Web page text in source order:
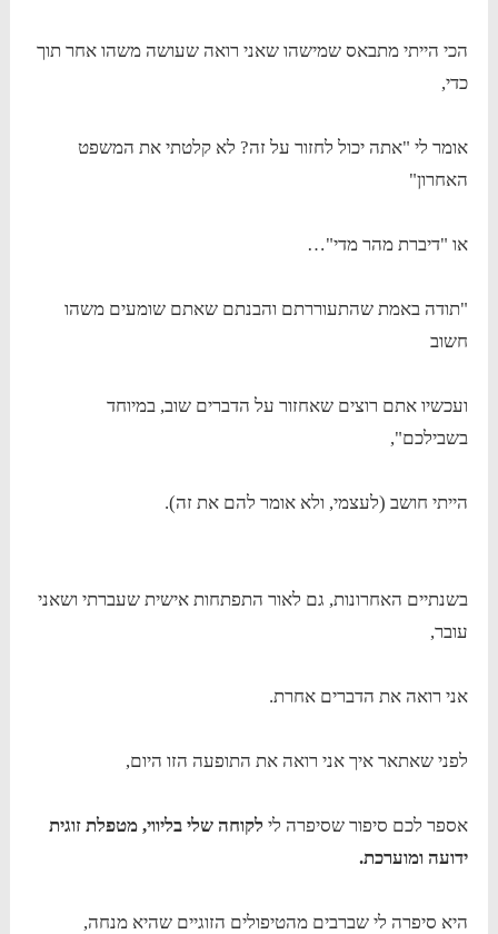
הכי הייתי מתבאס שמישהו שאני רואה שעושה משהו אחר תוך
כדי,
אומר לי "אתה יכול לחזור על זה? לא קלטתי את המשפט
האחרון"
או "דיברת מהר מדי"…
"תודה באמת שהתעוררתם והבנתם שאתם שומעים משהו
חשוב
ועכשיו אתם רוצים שאחזור על הדברים שוב, במיוחד
בשבילכם",
הייתי חושב (לעצמי, ולא אומר להם את זה).
בשנתיים האחרונות, גם לאור התפתחות אישית שעברתי ושאני
עובר,
אני רואה את הדברים אחרת.
לפני שאתאר איך אני רואה את התופעה הזו היום,
אספר לכם סיפור שסיפרה לי לקוחה שלי בליווי, מטפלת זוגית
ידועה ומוערכת.
היא סיפרה לי שברבים מהטיפולים הזוגיים שהיא מנחה,